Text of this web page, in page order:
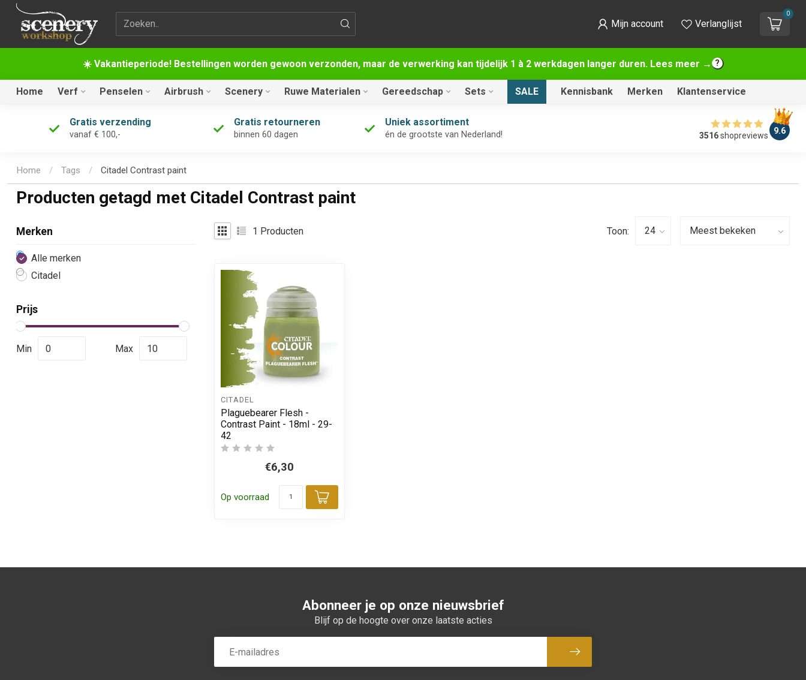
☀️ Vakantieperiode! Bestellingen worden gewoon verzonden, maar de verwerking kan tijdelijk 1 à 2 werkdagen langer duren. Lees meer →
Zoekterm Mijn account Verlanglijst
0
Home Verf Penselen Airbrush Scenery Ruwe Materialen Gereedschap Sets SALE Kennisbank Merken Klantenservice
Gratis verzending
vanaf € 100,-
Gratis retourneren
binnen 60 dagen
Uniek assortiment
én de grootste van Nederland! 3516shopreviews 9.6
Home / Tags / Citadel Contrast paint
Producten getagd met Citadel Contrast paint
Merken
Alle merken
Citadel
Prijs
Min Max
1 Producten Toon:
CITADEL
Plaguebearer Flesh -
Contrast Paint - 18ml - 29-
42
€6,30
Op voorraad
Toevoegen aan winkelwagen
Abonneer je op onze nieuwsbrief
Blijf op de hoogte over onze laatste acties
Abonneer